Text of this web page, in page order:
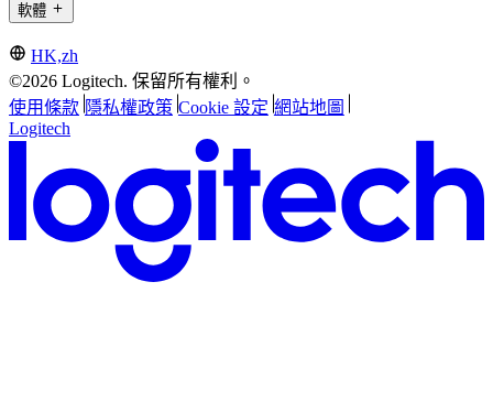
軟體
HK,zh
©2026 Logitech. 保留所有權利。
使用條款 隱私權政策 Cookie 設定 網站地圖
Logitech